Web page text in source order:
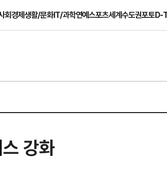
회경제생활/문화IT/과학연예스포츠세계수도권포토D-
강화